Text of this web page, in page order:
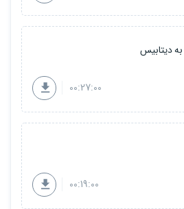
00:27:00
00:19:00